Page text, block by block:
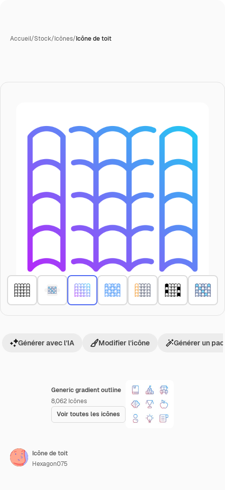
Accueil/Stock/Icônes/Icône de toit
Generic gradient outline
8,062 Icônes
Voir toutes les icônes
Générer avec l’IA Modifier l’icône Générer un
Icône de toit
Hexagon075